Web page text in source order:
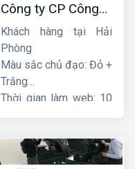
Công ty CP Công
nghệ PCCC Bắc Hà
Khách hàng tại Hải
Phòng
Màu sắc chủ đạo: Đỏ +
Trắng
Thời gian làm web: 10